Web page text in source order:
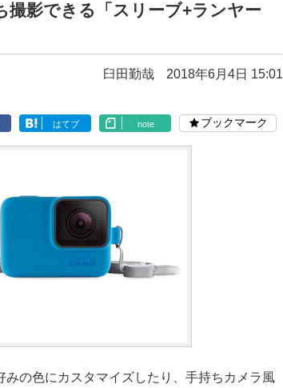
撮影できる「スリーブ+ランヤー
臼田勤哉 2018年6月4日 15:01
はてブ note ブックマーク
の色にカスタマイズしたり、手持ちカメラ風